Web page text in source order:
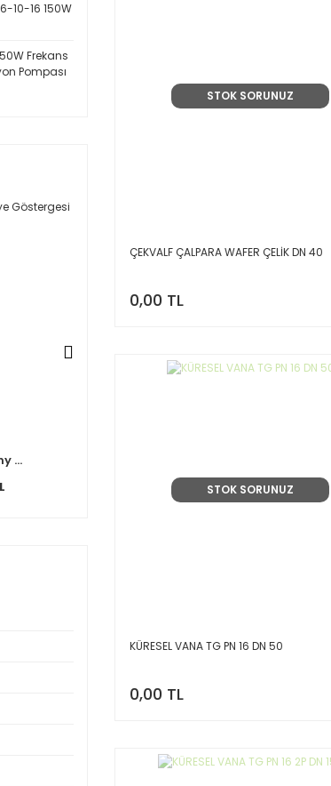
10-16 150W
Frekans
Pompası
...
Fiyat :
9.525,60 TL
STOK SORUNUZ
ÇEKVALF ÇALPARA WAFER ÇELİK DN 40
0,00 TL
STOK SORUNUZ
KÜRESEL VANA TG PN 16 DN 50
0,00 TL